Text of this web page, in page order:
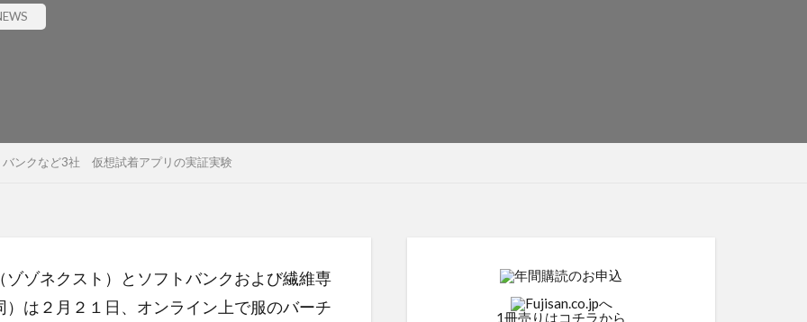
ンクなど3社 仮想試着アプリの実証実験
ネクスト）とソフトバンクおよび繊維専
は２月２１日、オンライン上で服のバーチ
1冊売りはコチラから